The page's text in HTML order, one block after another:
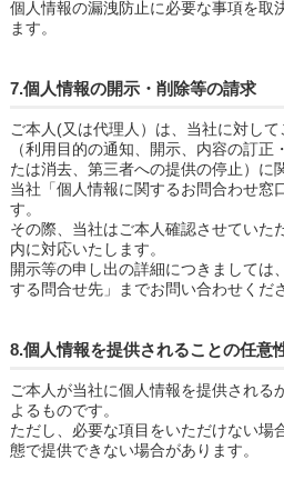
個人情報の漏洩防止に必要な事項を取
ます。
7.個人情報の開示・削除等の請求
ご本人(又は代理人）は、当社に対し
（利用目的の通知、開示、内容の訂正
たは消去、第三者への提供の停止）に
当社「個人情報に関するお問合わせ窓
す。
その際、当社はご本人確認させていた
内に対応いたします。
開示等の申し出の詳細につきましては
する問合せ先」までお問い合わせくだ
8.個人情報を提供されることの任意
ご本人が当社に個人情報を提供される
よるものです。
ただし、必要な項目をいただけない場
態で提供できない場合があります。